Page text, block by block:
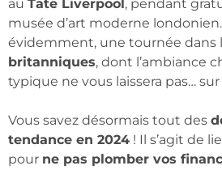
au Tate Liverpool, pendant
musée d’art moderne
évidemment, une tournée dans
britanniques, dont l’ambiance
typique ne vous laissera pas…
Vous savez désormais tout des
tendance en 2024 ! Il s’agit de
pour ne pas plomber vos